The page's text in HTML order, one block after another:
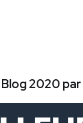
Blog 2020